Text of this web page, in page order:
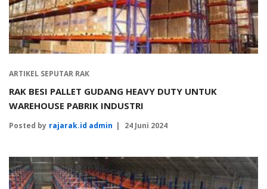
ARTIKEL SEPUTAR RAK
RAK BESI PALLET GUDANG HEAVY DUTY UNTUK
WAREHOUSE PABRIK INDUSTRI
Posted by rajarak.id admin 24 Juni 2024